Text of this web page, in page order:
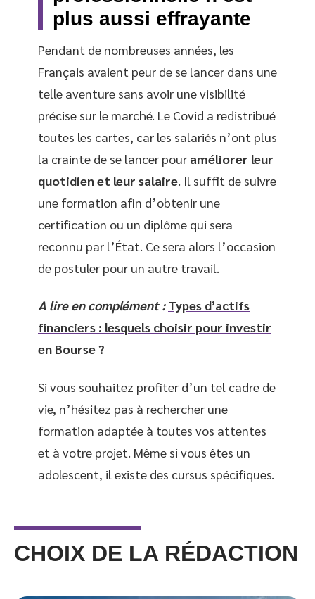
plus aussi effrayante
Pendant de nombreuses années, les
Français avaient peur de se lancer dans une
telle aventure sans avoir une visibilité
précise sur le marché. Le Covid a redistribué
toutes les cartes, car les salariés n’ont plus
la crainte de se lancer pour améliorer leur
quotidien et leur salaire . Il suffit de suivre
une formation afin d’obtenir une
certification ou un diplôme qui sera
reconnu par l’État. Ce sera alors l’occasion
de postuler pour un autre travail.
A lire en complément : Types d’actifs
financiers : lesquels choisir pour investir
en Bourse ?
Si vous souhaitez profiter d’un tel cadre de
vie, n’hésitez pas à rechercher une
formation adaptée à toutes vos attentes
et à votre projet. Même si vous êtes un
adolescent, il existe des cursus spécifiques.
CHOIX DE LA RÉDACTION